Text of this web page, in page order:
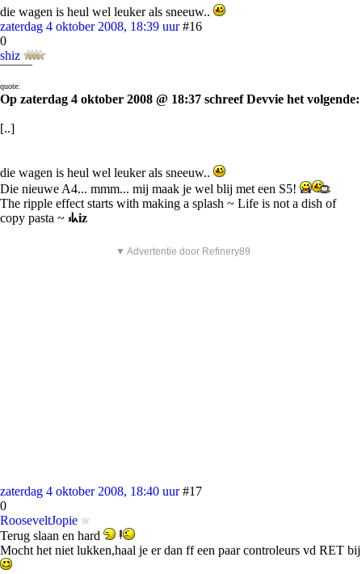
die wagen is heul wel leuker als sneeuw..
zaterdag 4 oktober 2008, 18:39 uur #16
0
shiz
¯¯¯¯¯
quote:
Op zaterdag 4 oktober 2008 @ 18:37 schreef Devvie het volgende:
[..]
die wagen is heul wel leuker als sneeuw..
Die nieuwe A4... mmm... mij maak je wel blij met een S5!
The ripple effect starts with making a splash ~ Life is not a dish of
copy pasta ~ ⳽ᖾiz
▼ Advertentie door Refinery89
zaterdag 4 oktober 2008, 18:40 uur #17
0
RooseveltJopie
Terug slaan en hard
Mocht het niet lukken,haal je er dan ff een paar controleurs vd RET bij